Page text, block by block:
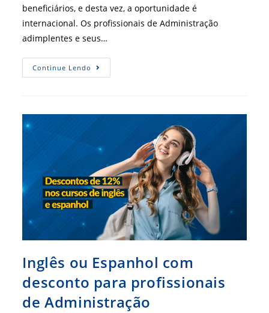
beneficiários, e desta vez, a oportunidade é
internacional. Os profissionais de Administração
adimplentes e seus…
Continue Lendo Clube
De
Inglês ou Espanhol com
desconto para profissionais
de Administração